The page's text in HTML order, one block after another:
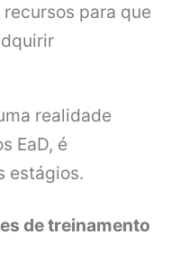
para que
realidade
EaD, é
estágios.
de treinamento